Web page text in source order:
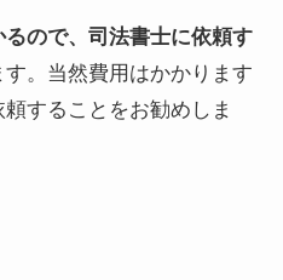
ので、司法書士に依頼す
。当然費用はかかります
することをお勧めしま